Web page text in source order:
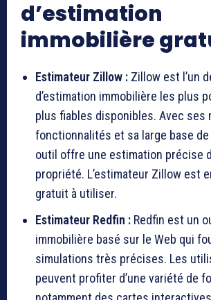
d’estimation
immobilière
Estimateur Zillow : Zillow est l’un
d’estimation immobilière les plus
plus fiables disponibles. Avec ses
fonctionnalités et sa large base
outil offre une estimation précise
propriété. L’estimateur Zillow est
gratuit à utiliser.
Estimateur Redfin : Redfin est un
immobilière basé sur le Web qui
simulations très précises. Les
peuvent profiter d’une variété de